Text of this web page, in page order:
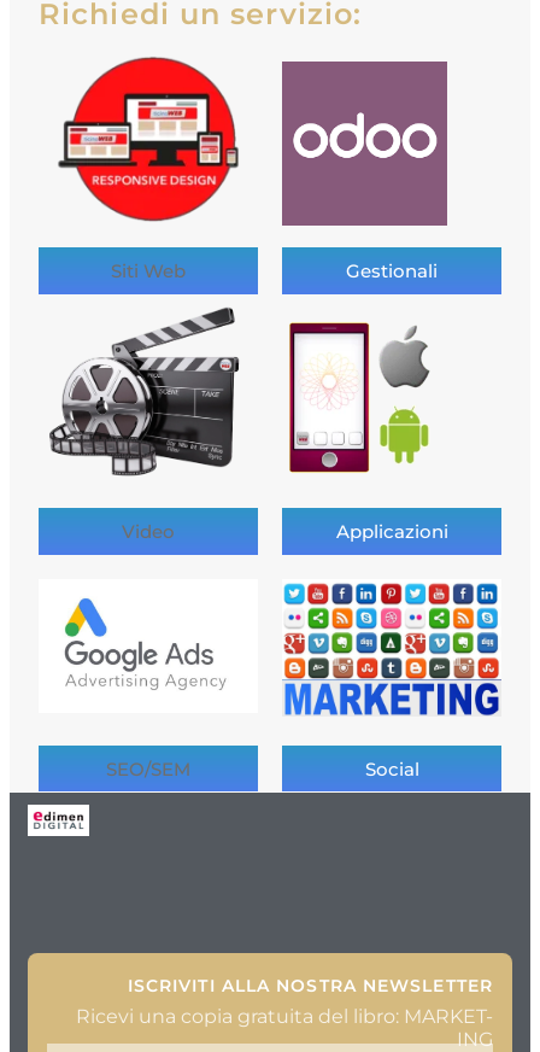
Richiedi un servizio:
Siti Web Gestionali
Video Applicazioni
SEO/SEM Social
ISCRIVITI ALLA NOSTRA NEWSLETTER
Ricevi una copia gratuita del libro: MARKET-
ING